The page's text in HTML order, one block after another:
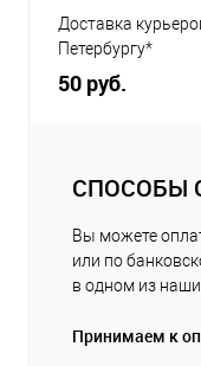
Доставка
Петербургу*
50 руб.
СПОСОБЫ
Вы можете
или по
в одном из
Принимаем к